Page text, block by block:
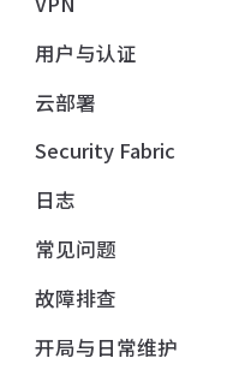
用户与认证
云部署
Security Fabric
日志
常见问题
故障排查
开局与日常维护